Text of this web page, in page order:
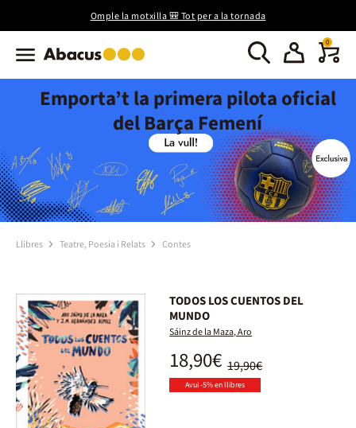
Omple la motxilla 🎒 Tot per a la tornada
0
Emporta’t la primera pilota oficial
del Barça Femení
Llibres Teatre, Poesia i Relats Contes
TODOS LOS CUENTOS DEL
MUNDO
Sáinz de la Maza, Aro
19,90€
18,90€
Avui -5% en llibres